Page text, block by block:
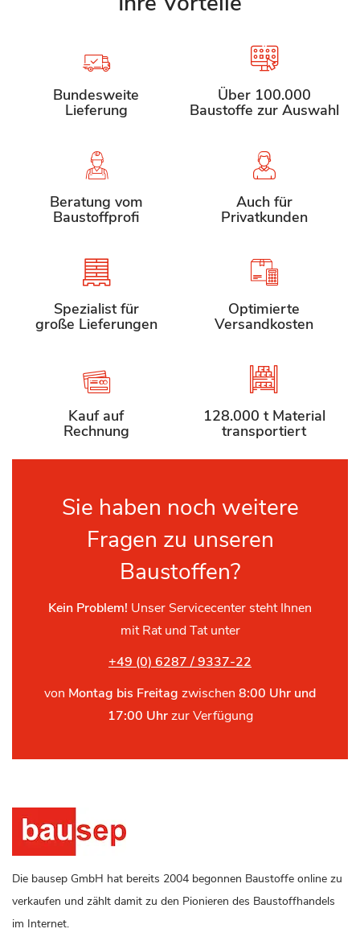
Bundesweite
Lieferung
Über 100.000
Baustoffe zur Auswahl
Beratung vom
Baustoffprofi
Auch für
Privatkunden
Spezialist für
große Lieferungen
Optimierte
Versandkosten
Kauf auf
Rechnung
128.000 t Material
transportiert
Sie haben noch weitere
Fragen zu unseren
Baustoffen?
Kein Problem! Unser Servicecenter steht Ihnen
mit Rat und Tat unter
+49 (0) 6287 / 9337-22
von Montag bis Freitag zwischen 8:00 Uhr und
17:00 Uhrzur Verfügung
Die bausep GmbH hat bereits 2004 begonnen Baustoffe online zu
verkaufen und zählt damit zu den Pionieren des Baustoffhandels
im Internet.